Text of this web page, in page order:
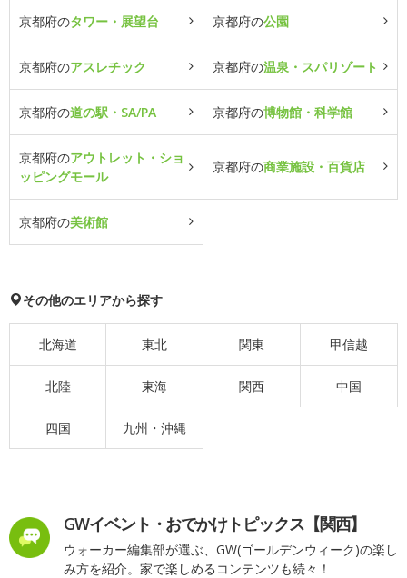
京都府のタワー・展望台 京都府の公園
京都府のアスレチック 京都府の温泉・スパリゾート
京都府の道の駅・SA/PA 京都府の博物館・科学館
京都府のアウトレット・ショ
ッピングモール
京都府の商業施設・百貨店
京都府の美術館
その他のエリアから探す
北海道 東北 関東 甲信越
北陸 東海 関西 中国
四国 九州・沖縄
GWイベント・おでかけトピックス【関西】
ウォーカー編集部が選ぶ、GW(ゴールデンウィーク)の楽し
み方を紹介。家で楽しめるコンテンツも続々！